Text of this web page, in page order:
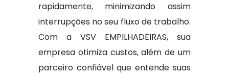
rapidamente, minimizando assim
interrupções no seu fluxo de trabalho.
Com a VSV EMPILHADEIRAS, sua
empresa otimiza custos, além de um
parceiro confiável que entende suas